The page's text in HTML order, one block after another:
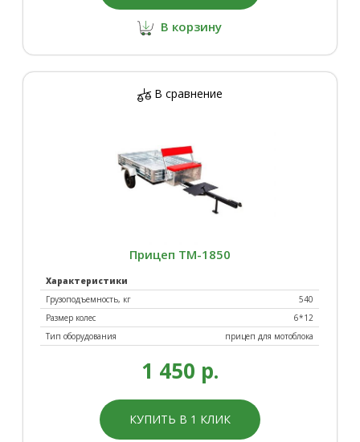
В корзину
В сравнение
Прицеп ТМ-1850
Характеристики
Грузоподъемность, кг
540
Размер колес
6*12
Тип оборудования
прицеп для мотоблока
1 450 р.
КУПИТЬ В 1 КЛИК